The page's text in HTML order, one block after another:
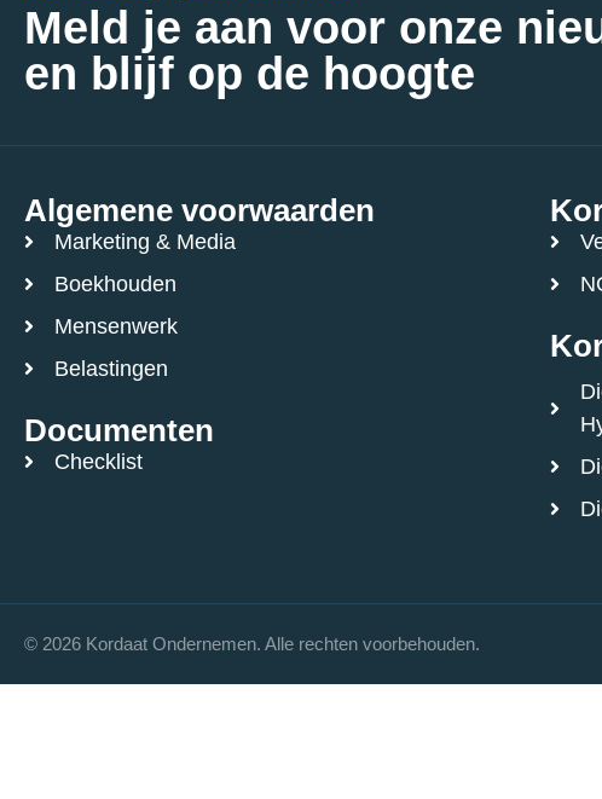
Meld je aan voor onze
en blijf op de hoogte
Algemene voorwaarden
Marketing & Media
Boekhouden
Mensenwerk
Belastingen
Documenten
Checklist
© 2026 Kordaat Ondernemen. Alle rechten voorbehouden.